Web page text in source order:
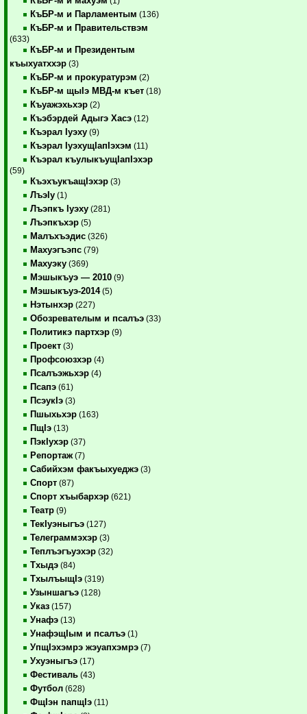
КъБР-м и Парламентым (136)
КъБР-м и Правительствэм
(633)
КъБР-м и Президентым
къыхуатххэр (3)
КъБР-м и прокуратурэм (2)
КъБР-м щыIэ МВД-м къет (18)
Къуажэхьхэр (2)
Къэбэрдей Адыгэ Хасэ (12)
Къэрал Iуэху (9)
Къэрал IуэхущIапIэхэм (11)
Къэрал къулыкъущIапIэхэр
(59)
КъэхъукъащIэхэр (3)
ЛъэIу (1)
Лъэпкъ Iуэху (281)
Лъэпкъхэр (5)
Малъхъэдис (326)
Махуэгъэпс (79)
Махуэку (369)
Мэшыкъуэ — 2010 (9)
Мэшыкъуэ-2014(5)
Нэтынхэр (227)
Обозревателым и псалъэ (33)
Политикэ партхэр (9)
Проект (3)
Профсоюзхэр (4)
Псалъэжьхэр (4)
Псапэ (61)
ПсэукIэ (3)
Пшыхьхэр (163)
ПщIэ (13)
ПэкIухэр (37)
Репортаж (7)
Сабийхэм факъыхуеджэ (3)
Спорт (87)
Спорт хъыбархэр (621)
Театр (9)
ТекIуэныгъэ (127)
Телеграммэхэр (3)
Теплъэгъуэхэр (32)
Тхыдэ (84)
ТхылъыщIэ (319)
Узыншагъэ (128)
Указ (157)
Унафэ (13)
УнафэщIым и псалъэ (1)
УпщIэхэмрэ жэуапхэмрэ (7)
Ухуэныгъэ (17)
Фестиваль (43)
Футбол (628)
ФщIэн папщIэ (11)